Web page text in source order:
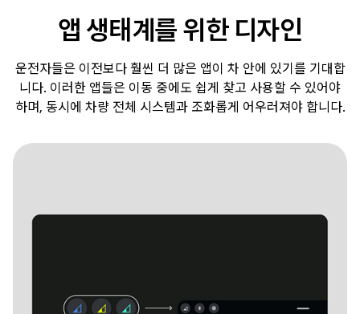
앱 생태계를 위한 디자인
운전자들은 이전보다 훨씬 더 많은 앱이 차 안에 있기를 기대합
니다. 이러한 앱들은 이동 중에도 쉽게 찾고 사용할 수 있어야
하며, 동시에 차량 전체 시스템과 조화롭게 어우러져야 합니다.